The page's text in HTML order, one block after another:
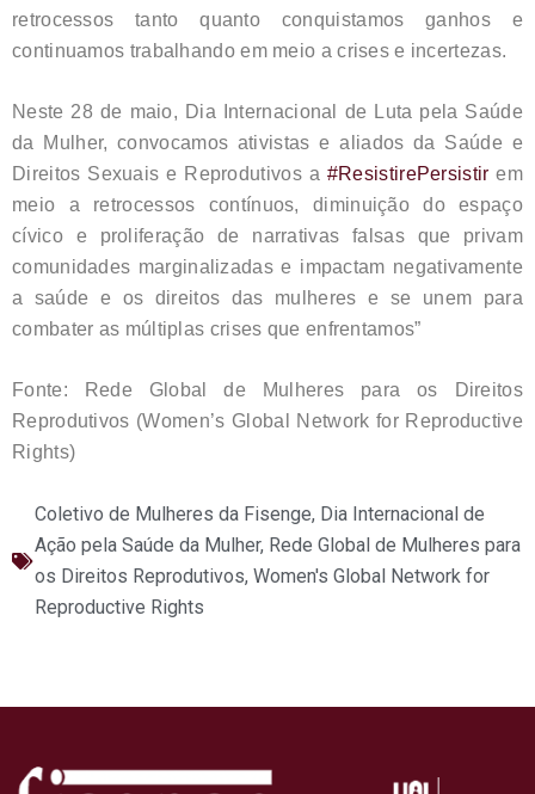
retrocessos tanto quanto conquistamos ganhos e
continuamos trabalhando em meio a crises e incertezas.
Neste 28 de maio, Dia Internacional de Luta pela Saúde
da Mulher, convocamos ativistas e aliados da Saúde e
Direitos Sexuais e Reprodutivos a #ResistirePersistir em
meio a retrocessos contínuos, diminuição do espaço
cívico e proliferação de narrativas falsas que privam
comunidades marginalizadas e impactam negativamente
a saúde e os direitos das mulheres e se unem para
combater as múltiplas crises que enfrentamos”
Fonte: Rede Global de Mulheres para os Direitos
Reprodutivos (Women’s Global Network for Reproductive
Rights)
Coletivo de Mulheres da Fisenge, Dia Internacional de
Ação pela Saúde da Mulher, Rede Global de Mulheres para
os Direitos Reprodutivos, Women's Global Network for
Reproductive Rights